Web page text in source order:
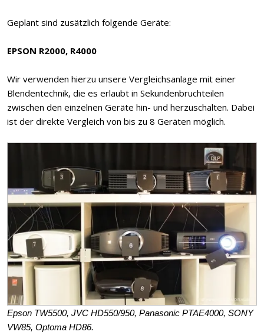
Geplant sind zusätzlich folgende Geräte:
EPSON R2000, R4000
Wir verwenden hierzu unsere Vergleichsanlage mit einer
Blendentechnik, die es erlaubt in Sekundenbruchteilen
zwischen den einzelnen Geräte hin- und herzuschalten. Dabei
ist der direkte Vergleich von bis zu 8 Geräten möglich.
Epson TW5500, JVC HD550/950, Panasonic PTAE4000, SONY
VW85, Optoma HD86.